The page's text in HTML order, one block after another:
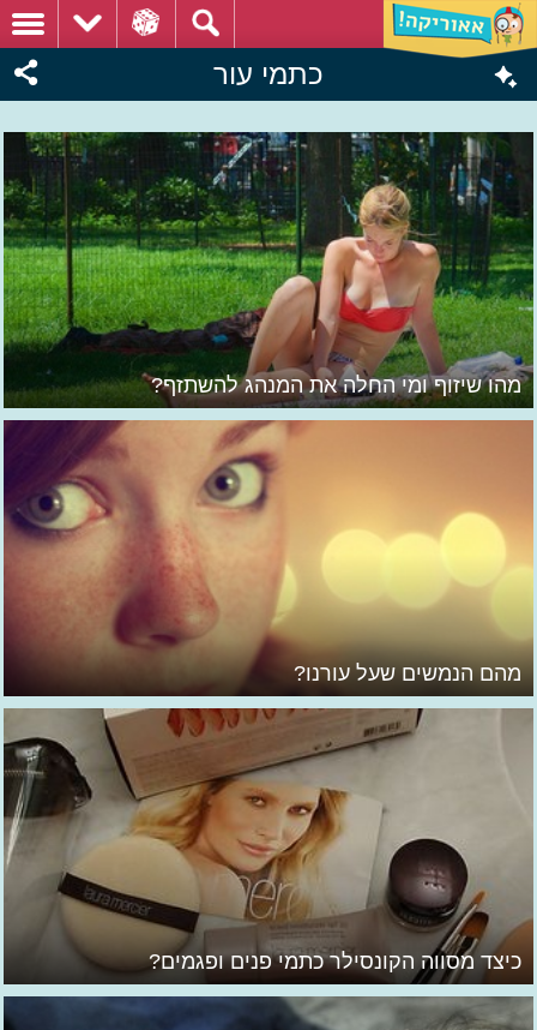
כתמי עור
מהו שיזוף ומי החלה את המנהג להשתזף?
מהם הנמשים שעל עורנו?
כיצד מסווה הקונסילר כתמי פנים ופגמים?